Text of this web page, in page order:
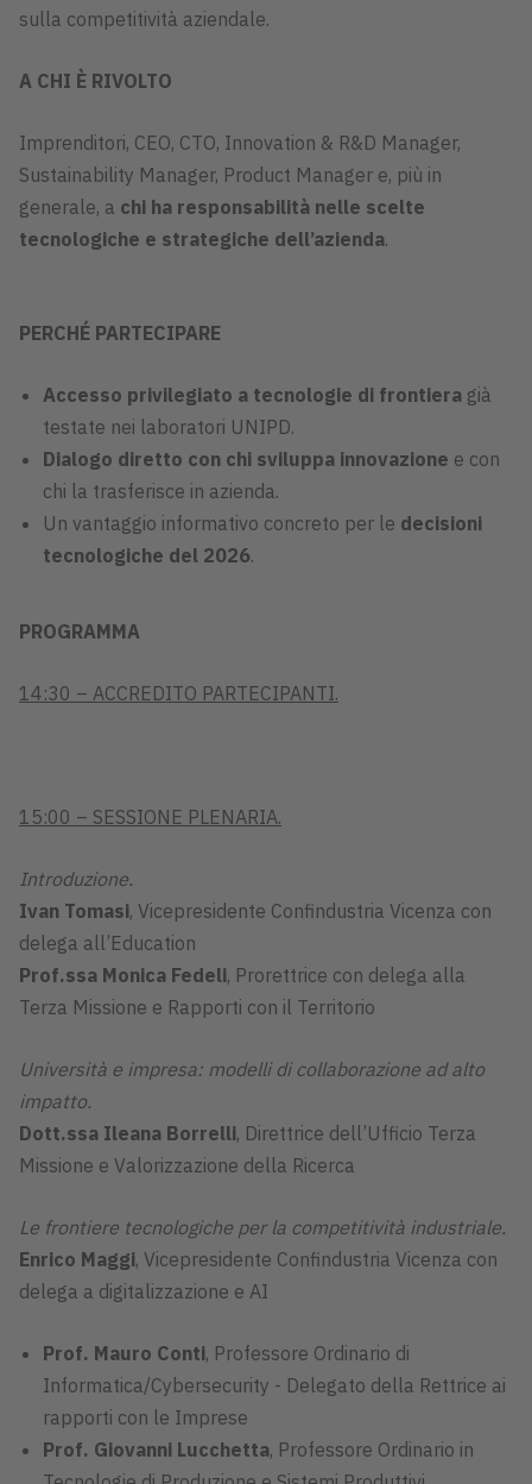
sulla competitività aziendale.
A CHI È RIVOLTO
Imprenditori, CEO, CTO, Innovation & R&D Manager,
Sustainability Manager, Product Manager e, più in
generale, a chi ha responsabilità nelle scelte
tecnologiche e strategiche dell’azienda.
PERCHÉ PARTECIPARE
Accesso privilegiato a tecnologie di frontiera già
testate nei laboratori UNIPD.
Dialogo diretto con chi sviluppa innovazione e con
chi la trasferisce in azienda.
Un vantaggio informativo concreto per le decisioni
tecnologiche del 2026.
PROGRAMMA
14:30 – ACCREDITO PARTECIPANTI.
15:00 – SESSIONE PLENARIA.
Introduzione.
Ivan Tomasi, Vicepresidente Confindustria Vicenza con
delega all’Education
Prof.ssa Monica Fedeli, Prorettrice con delega alla
Terza Missione e Rapporti con il Territorio
Università e impresa: modelli di collaborazione ad alto
impatto.
Dott.ssa Ileana Borrelli, Direttrice dell’Ufficio Terza
Missione e Valorizzazione della Ricerca
Le frontiere tecnologiche per la competitività industriale.
Enrico Maggi, Vicepresidente Confindustria Vicenza con
delega a digitalizzazione e AI
Prof. Mauro Conti, Professore Ordinario di
Informatica/Cybersecurity - Delegato della Rettrice ai
rapporti con le Imprese
Prof. Giovanni Lucchetta, Professore Ordinario in